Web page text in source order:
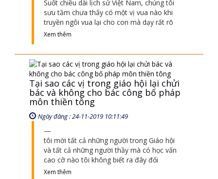
Tại sao các vị trong giáo hội lại chửi
bác và không cho bác công bố pháp
môn thiền tông
tôi mời tất cả những người trong Giáo hội
và tất cả những người thầy mà có học vấn
cao cỡ nào tôi không biết ra đây đối
Xem thêm
Hệ...?
Ngày đăng : 01-01-2021 07:01:03
Nếu nhà nước cho pháp môn thiền tông